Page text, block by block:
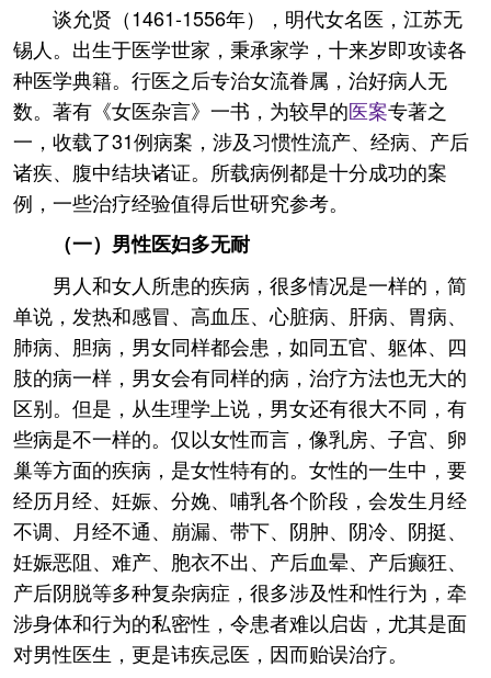
谈允贤（1461-1556年），明代女名医，江苏无
锡人。出生于医学世家，秉承家学，十来岁即攻读各
种医学典籍。行医之后专治女流眷属，治好病人无
数。著有《女医杂言》一书，为较早的医案专著之
一，收载了31例病案，涉及习惯性流产、经病、产后
诸疾、腹中结块诸证。所载病例都是十分成功的案
例，一些治疗经验值得后世研究参考。
（一）男性医妇多无耐
男人和女人所患的疾病，很多情况是一样的，简
单说，发热和感冒、高血压、心脏病、肝病、胃病、
肺病、胆病，男女同样都会患，如同五官、躯体、四
肢的病一样，男女会有同样的病，治疗方法也无大的
区别。但是，从生理学上说，男女还有很大不同，有
些病是不一样的。仅以女性而言，像乳房、子宫、卵
巢等方面的疾病，是女性特有的。女性的一生中，要
经历月经、妊娠、分娩、哺乳各个阶段，会发生月经
不调、月经不通、崩漏、带下、阴肿、阴冷、阴挺、
妊娠恶阻、难产、胞衣不出、产后血晕、产后癫狂、
产后阴脱等多种复杂病症，很多涉及性和性行为，牵
涉身体和行为的私密性，令患者难以启齿，尤其是面
对男性医生，更是讳疾忌医，因而贻误治疗。